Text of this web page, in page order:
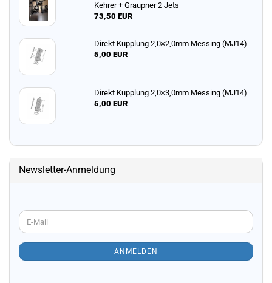
Kehrer + Graupner 2 Jets
73,50 EUR
Direkt Kupplung 2,0×2,0mm Messing (MJ14)
5,00 EUR
Direkt Kupplung 2,0×3,0mm Messing (MJ14)
5,00 EUR
Newsletter-Anmeldung
WEITER
ZUR
ANMELDUNG
E-
Mail
ANMELDEN